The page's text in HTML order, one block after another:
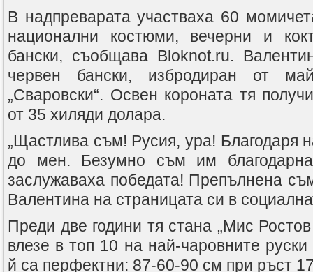
В надпреварата участваха 60
национални костюми, вечерни и
бански, съобщава Bloknot.ru.
червен бански, избродиран от
„Сваровски“. Освен короната тя
от 35 хиляди долара.
„Щастлива съм! Русия, ура! Благодаря
до мен. Безумно съм им
заслужаваха победата! Препълнена
Валентина на страницата си в
Преди две години тя стана „Мис
влезе в топ 10 на най-чаровните
й са перфектни: 87-60-90 см при ръст